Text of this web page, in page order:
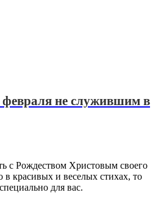
февраля не служившим в
с Рождеством Христовым своего
в красивых и веселых стихах, то
для вас.